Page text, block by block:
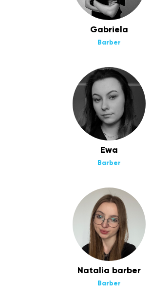
Gabriela
Barber
Ewa
Barber
Natalia barber
Barber